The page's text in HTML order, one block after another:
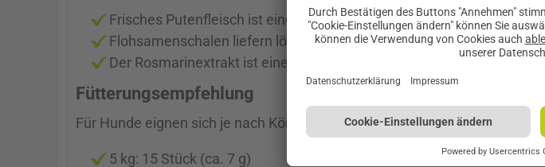
Frisches Putenfleisch ist eine hochwertige, gut verdauliche
Flohsamenschalen liefern lösliche Ballaststoffe
Der Rosmarinextrakt ist eine natürliche Quelle für antioxidative
Fütterungsempfehlung
Für Hunde eignen sich je nach Körpergewicht die folgenden Futtermengen
5 kg: 15 Stück (ca. 7 g)